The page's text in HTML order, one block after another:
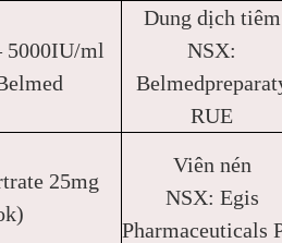
5000IU/ml
Dung dịch tiêm
NSX:
RUE
25mg
Viên nén
NSX: Egis
Pharmaceuticals